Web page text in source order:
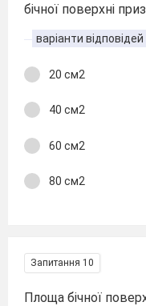
бічної поверхні
варіанти відповідей
20 см2
40 см2
60 см2
80 см2
Запитання 10
Площа бічної